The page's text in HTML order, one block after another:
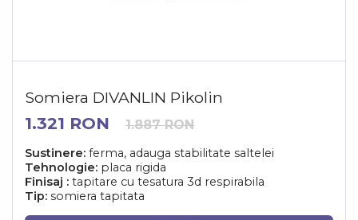
Somiera DIVANLIN Pikolin
1.321 RON 1.887 RON
Sustinere: ferma, adauga stabilitate saltelei
Tehnologie: placa rigida
Finisaj : tapitare cu tesatura 3d respirabila
Tip: somiera tapitata